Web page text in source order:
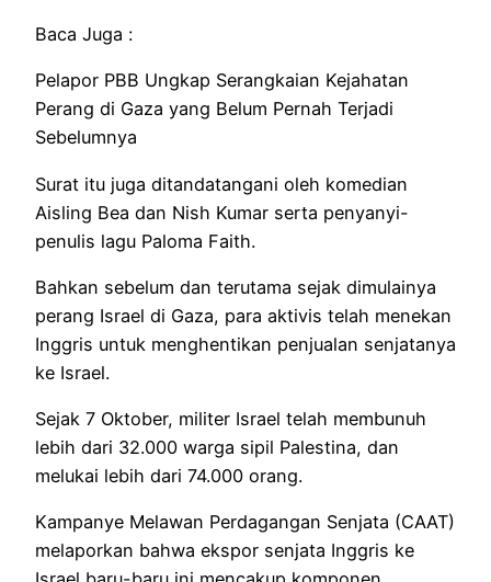
Baca Juga :
Pelapor PBB Ungkap Serangkaian Kejahatan
Perang di Gaza yang Belum Pernah Terjadi
Sebelumnya
Surat itu juga ditandatangani oleh komedian
Aisling Bea dan Nish Kumar serta penyanyi-
penulis lagu Paloma Faith.
Bahkan sebelum dan terutama sejak dimulainya
perang Israel di Gaza, para aktivis telah menekan
Inggris untuk menghentikan penjualan senjatanya
ke Israel.
Sejak 7 Oktober, militer Israel telah membunuh
lebih dari 32.000 warga sipil Palestina, dan
melukai lebih dari 74.000 orang.
Kampanye Melawan Perdagangan Senjata (CAAT)
melaporkan bahwa ekspor senjata Inggris ke